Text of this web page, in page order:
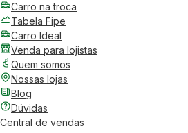
Carro na troca
Tabela Fipe
Carro Ideal
Venda para lojistas
Quem somos
Nossas lojas
Blog
Dúvidas
Central de vendas